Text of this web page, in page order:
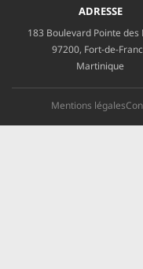
ADRESSE
183 Boulevard Pointe des
97200, Fort-de-
Martinique
Mentions légales